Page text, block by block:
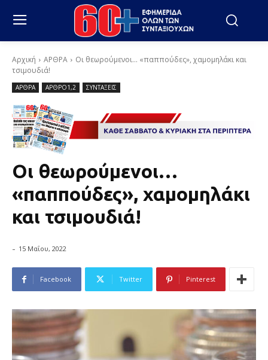
Αρχική ΑΡΘΡΑ
Οι θεωρούμενοι… «παππούδες», χαμομηλάκι και
τσιμουδιά!
ΑΡΘΡΑ ΑΡΘΡΟ1,2 ΣΥΝΤΑΞΕΙΣ
Οι θεωρούμενοι…
«παππούδες», χαμομηλάκι
και τσιμουδιά!
- 15 Μαΐου, 2022
Facebook Twitter Pinterest